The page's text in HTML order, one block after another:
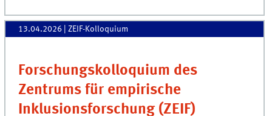
13.04.2026 | ZEIF-Kolloquium
Forschungskolloquium des
Zentrums für empirische
Inklusionsforschung (ZEIF)